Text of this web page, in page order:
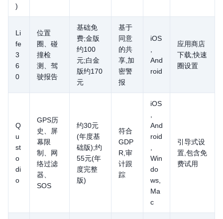
)
Li
fe
3
6
0
位置
圈、碰
撞检
测、驾
驶报告
基础免
费;金版
约100
元;白金
版约170
元
基于
同意
的共
享,加
密警
报
iOS
And
roid
应用商店
下载;快速
圈设置
Q
u
st
o
di
o
GPS历
史、屏
幕限
制、网
络过滤
器、
SOS
约30元
(年度基
础版);约
55元(年
度完整
版)
符合
GDP
R,审
计跟
踪
iOS
And
roid
Win
do
ws,
Ma
c
引导式设
置,包含免
费试用